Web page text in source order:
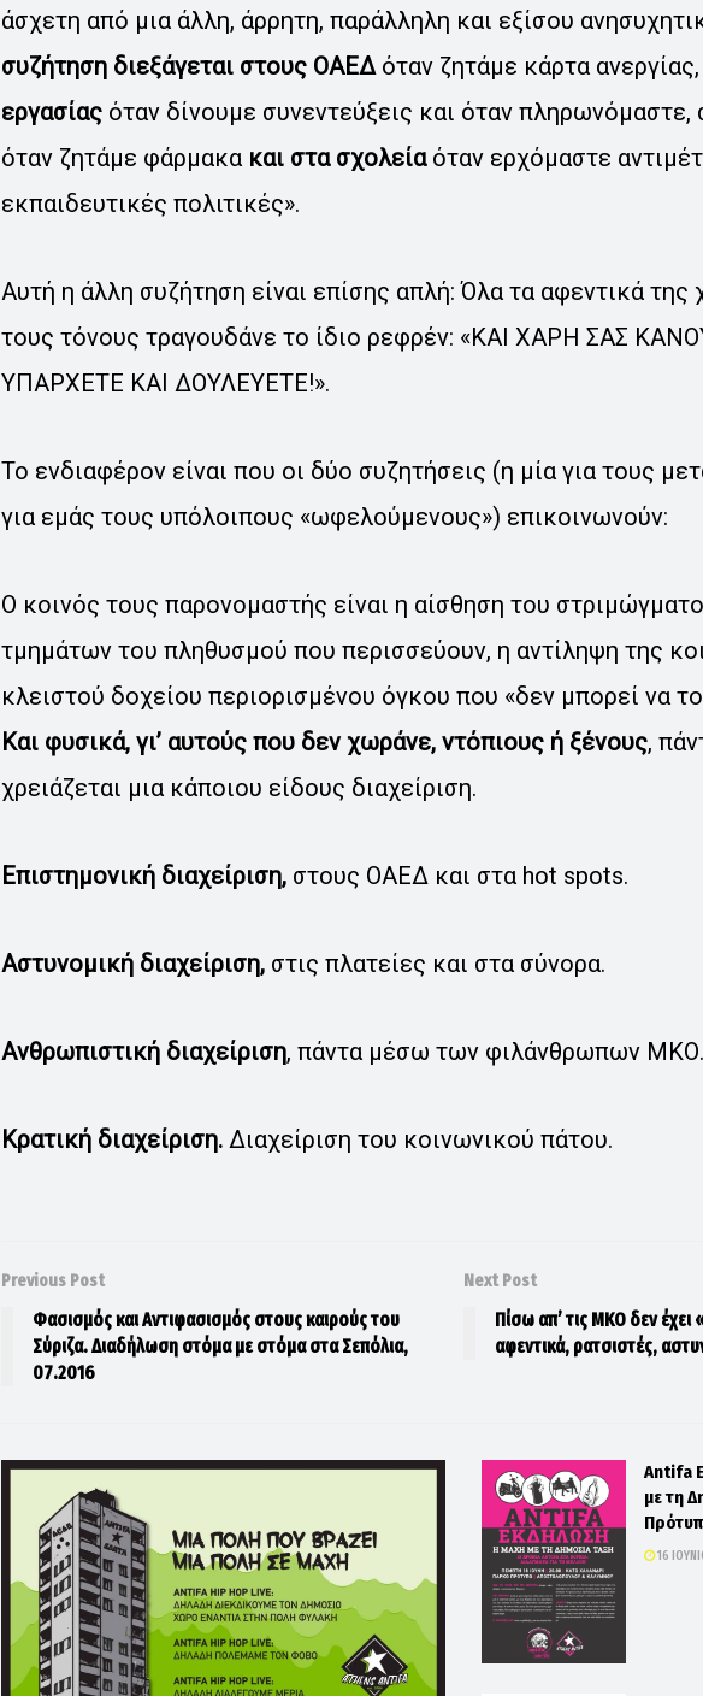
άσχετη από μια άλλη, άρρητη, παράλληλη και εξίσου
συζήτηση διεξάγεται στους ΟΑΕΔόταν ζητάμε κάρτα ανεργίας,
εργασίας όταν δίνουμε συνεντεύξεις και όταν
όταν ζητάμε φάρμακα και στα σχολείαόταν ερχόμαστε
εκπαιδευτικές πολιτικές».
Αυτή η άλλη συζήτηση είναι επίσης απλή: Όλα τα αφεντικά
τους τόνους τραγουδάνε το ίδιο ρεφρέν: «ΚΑΙ ΧΑΡΗ ΣΑΣ
ΥΠΑΡΧΕΤΕ ΚΑΙ ΔΟΥΛΕΥΕΤΕ!».
Το ενδιαφέρον είναι που οι δύο συζητήσεις (η μία για τους
για εμάς τους υπόλοιπους «ωφελούμενους») επικοινωνούν:
Ο κοινός τους παρονομαστής είναι η αίσθηση του
τμημάτων του πληθυσμού που περισσεύουν, η αντίληψη της
κλειστού δοχείου περιορισμένου όγκου που «δεν μπορεί να
Και φυσικά, γι’ αυτούς που δεν χωράνε, ντόπιους ή ξένους,
χρειάζεται μια κάποιου είδους διαχείριση.
Επιστημονική διαχείριση, στους ΟΑΕΔ και στα hot spots.
Αστυνομική διαχείριση, στις πλατείες και στα σύνορα.
Ανθρωπιστική διαχείριση, πάντα μέσω των φιλάνθρωπων ΜΚΟ.
Κρατική διαχείριση. Διαχείριση του κοινωνικού πάτου.
Previous Post
Φασισμός και Αντιφασισμός στους καιρούς του
Σύριζα. Διαδήλωση στόμα με στόμα στα Σεπόλια,
07.2016
Next Post
Πίσω απ’ τις ΜΚΟ δεν έχει
αφεντικά, ρατσιστές,
Antifa
με τη
16